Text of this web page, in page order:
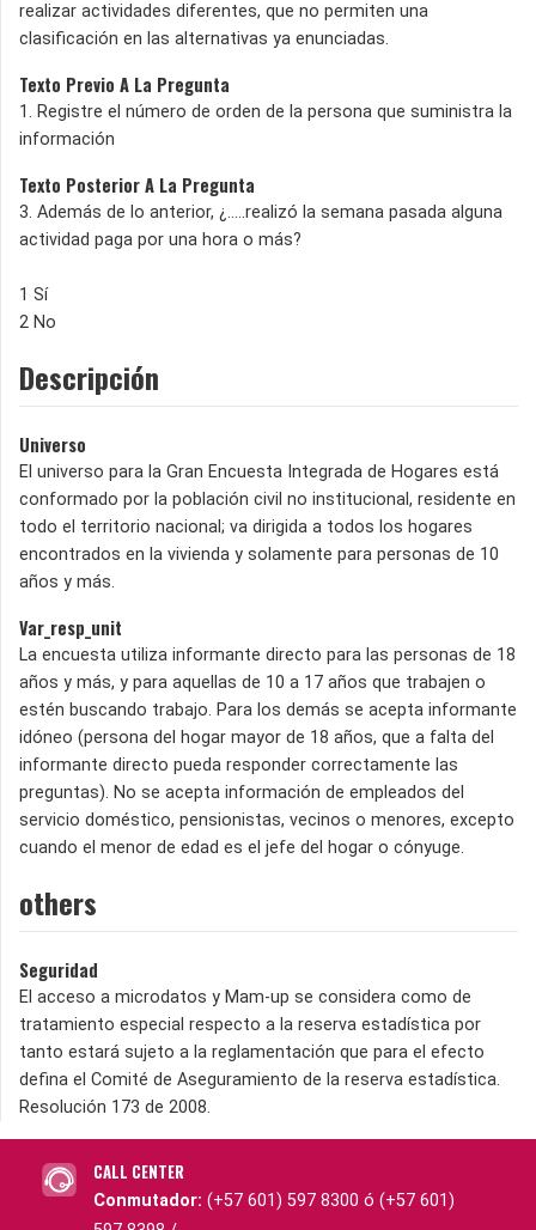
realizar actividades diferentes, que no permiten una
clasificación en las alternativas ya enunciadas.
Texto Previo A La Pregunta
1. Registre el número de orden de la persona que suministra la
información
Texto Posterior A La Pregunta
3. Además de lo anterior, ¿.....realizó la semana pasada alguna
actividad paga por una hora o más?
1 Sí
2 No
Descripción
Universo
El universo para la Gran Encuesta Integrada de Hogares está
conformado por la población civil no institucional, residente en
todo el territorio nacional; va dirigida a todos los hogares
encontrados en la vivienda y solamente para personas de 10
años y más.
Var_resp_unit
La encuesta utiliza informante directo para las personas de 18
años y más, y para aquellas de 10 a 17 años que trabajen o
estén buscando trabajo. Para los demás se acepta informante
idóneo (persona del hogar mayor de 18 años, que a falta del
informante directo pueda responder correctamente las
preguntas). No se acepta información de empleados del
servicio doméstico, pensionistas, vecinos o menores, excepto
cuando el menor de edad es el jefe del hogar o cónyuge.
others
Seguridad
El acceso a microdatos y Mam-up se considera como de
tratamiento especial respecto a la reserva estadística por
tanto estará sujeto a la reglamentación que para el efecto
defina el Comité de Aseguramiento de la reserva estadística.
Resolución 173 de 2008.
CALL CENTER
Conmutador: (+57 601) 597 8300 ó (+57 601)